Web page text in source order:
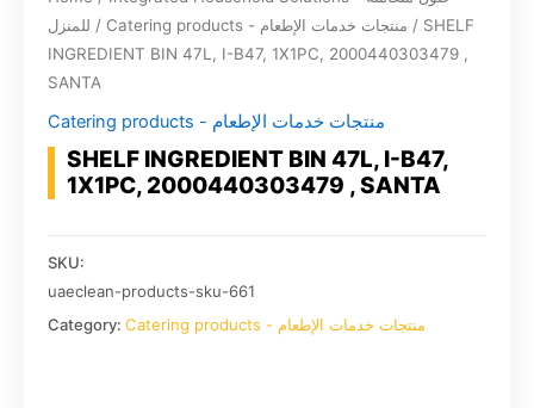
للمنزل / Catering products - منتجات خدمات الإطعام / SHELF
INGREDIENT BIN 47L, I-B47, 1X1PC, 2000440303479 ,
SANTA
Catering products - منتجات خدمات الإطعام
SHELF INGREDIENT BIN 47L, I-B47,
1X1PC, 2000440303479 , SANTA
SKU:
uaeclean-products-sku-661
Category:
Catering products - منتجات خدمات الإطعام